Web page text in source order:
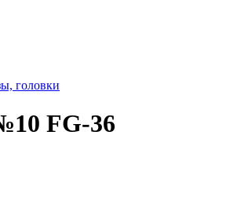
головки
FG-36